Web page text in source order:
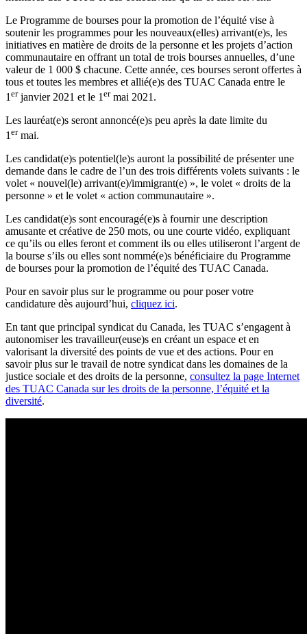
Le Programme de bourses pour la promotion de l’équité vise à
soutenir les programmes pour les nouveaux(elles) arrivant(e)s, les
initiatives en matière de droits de la personne et les projets d’action
communautaire en offrant un total de trois bourses annuelles, d’une
valeur de 1 000 $ chacune. Cette année, ces bourses seront offertes à
tous et toutes les membres et allié(e)s des TUAC Canada entre le
1 erjanvier 2021 et le 1 ermai 2021.
Les lauréat(e)s seront annoncé(e)s peu après la date limite du
1 ermai.
Les candidat(e)s potentiel(le)s auront la possibilité de présenter une
demande dans le cadre de l’un des trois différents volets suivants : le
volet « nouvel(le) arrivant(e)/immigrant(e) », le volet « droits de la
personne » et le volet « action communautaire ».
Les candidat(e)s sont encouragé(e)s à fournir une description
amusante et créative de 250 mots, ou une courte vidéo, expliquant
ce qu’ils ou elles feront et comment ils ou elles utiliseront l’argent de
la bourse s’ils ou elles sont nommé(e)s bénéficiaire du Programme
de bourses pour la promotion de l’équité des TUAC Canada.
Pour en savoir plus sur le programme ou pour poser votre
candidature dès aujourd’hui, cliquez ici.
En tant que principal syndicat du Canada, les TUAC s’engagent à
autonomiser les travailleur(euse)s en créant un espace et en
valorisant la diversité des points de vue et des actions. Pour en
savoir plus sur le travail de notre syndicat dans les domaines de la
justice sociale et des droits de la personne, consultez la page Internet
des TUAC Canada sur les droits de la personne, l’équité et la
diversité.